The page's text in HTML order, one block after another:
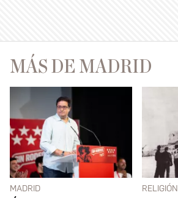
MÁS DE MADRID
MADRID RELIGIÓN